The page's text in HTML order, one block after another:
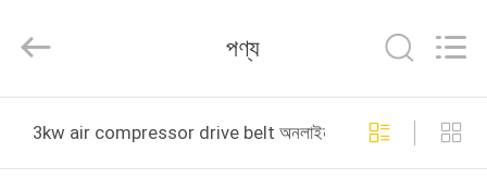
Machinery
Rights
পণ্য
3kw air compressor drive belt অনলাইন উত্পাদন